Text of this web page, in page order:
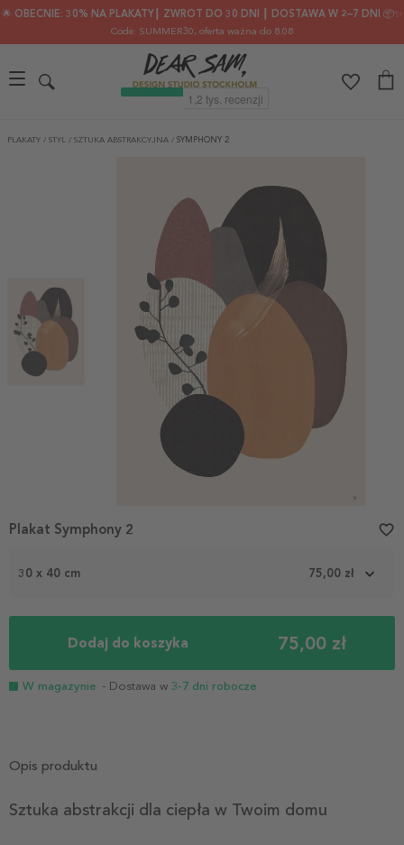
🌟 OBECNIE: 30% NA PLAKATY┃ ZWROT DO 30 DNI ┃ DOSTAWA W 2–7 DNI 📦✨
Code: SUMMER30, oferta ważna do 8.08
PLAKATY / STYL / SZTUKA ABSTRAKCYJNA / SYMPHONY 2
30 x 40 cm 75,00 zł
Dodaj do koszyka 75,00 zł
W magazynie - Dostawa w 3-7 dni robocze
Plakat Symphony 2 favorite_border
Opis produktu
Sztuka abstrakcji dla ciepła w Twoim domu